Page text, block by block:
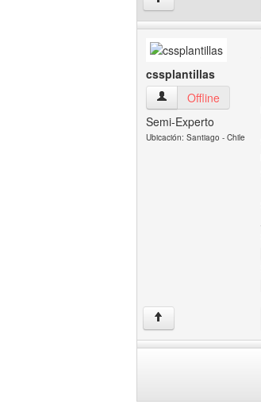
cssplantillas
cssplantillas Ver
Offline
Semi-Experto
Ubicación: Santiago - Chile
↑